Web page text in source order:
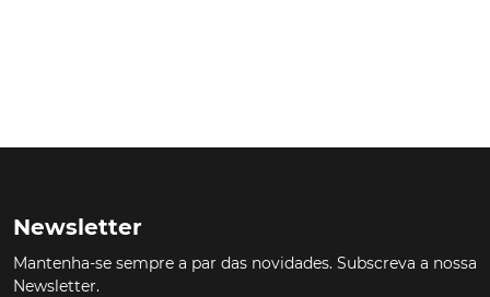
Newsletter
Mantenha-se sempre a par das novidades. Subscreva a nossa
Newsletter.